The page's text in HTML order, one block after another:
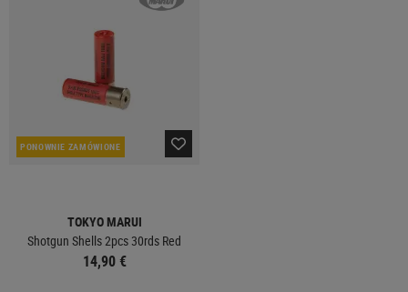
PONOWNIE ZAMÓWIONE
TOKYO MARUI
Shotgun Shells 2pcs 30rds Red
14,90 €